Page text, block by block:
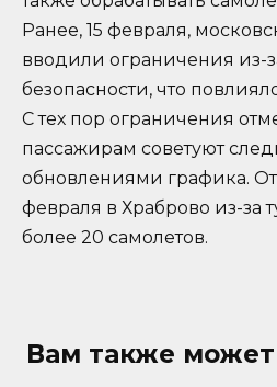
Ранее, 15 февраля,
вводили ограничения из-
безопасности, что
С тех пор ограничения
пассажирам советуют
обновлениями графика.
февраля в Храброво из-за
более 20 самолетов.
Вам также может